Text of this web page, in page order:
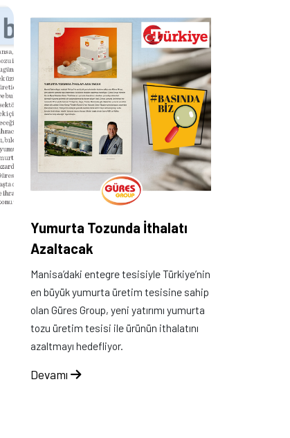
Yumurta Tozunda İthalatı
Azaltacak
Manisa’daki entegre tesisiyle Türkiye’nin
en büyük yumurta üretim tesisine sahip
olan Güres Group, yeni yatırımı yumurta
tozu üretim tesisi ile ürünün ithalatını
azaltmayı hedefliyor.
Devamı